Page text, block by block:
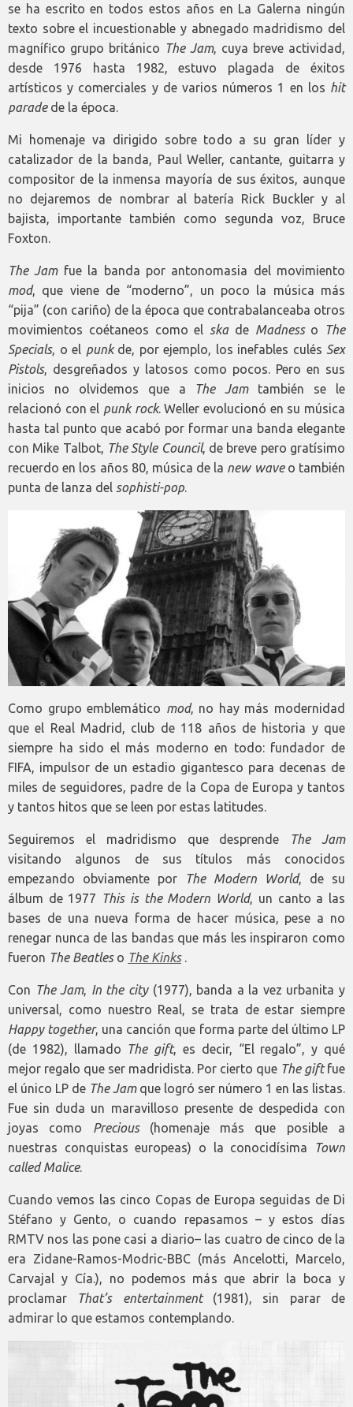
se ha escrito en todos estos años en La Galerna ningún
texto sobre el incuestionable y abnegado madridismo del
magnífico grupo británico The Jam, cuya breve actividad,
desde 1976 hasta 1982, estuvo plagada de éxitos
artísticos y comerciales y de varios números 1 en los hit
paradede la época.
Mi homenaje va dirigido sobre todo a su gran líder y
catalizador de la banda, Paul Weller, cantante, guitarra y
compositor de la inmensa mayoría de sus éxitos, aunque
no dejaremos de nombrar al batería Rick Buckler y al
bajista, importante también como segunda voz, Bruce
Foxton.
The Jamfue la banda por antonomasia del movimiento
mod, que viene de “moderno”, un poco la música más
“pija” (con cariño) de la época que contrabalanceaba otros
movimientos coétaneos como el ska de Madnesso
The
Specials, o el punkde, por ejemplo, los inefables culés Sex
Pistols, desgreñados y latosos como pocos. Pero en sus
inicios no olvidemos que a The Jamtambién se le
relacionó con el punk rock. Weller evolucionó en su música
hasta tal punto que acabó por formar una banda elegante
con Mike Talbot, The Style Council, de breve pero gratísimo
recuerdo en los años 80, música de la new waveo también
punta de lanza del sophisti-pop.
Como grupo emblemático mod, no hay más modernidad
que el Real Madrid, club de 118 años de historia y que
siempre ha sido el más moderno en todo: fundador de
FIFA, impulsor de un estadio gigantesco para decenas de
miles de seguidores, padre de la Copa de Europa y tantos
y tantos hitos que se leen por estas latitudes.
Seguiremos el madridismo que desprende
The Jam
visitando algunos de sus títulos más conocidos
empezando obviamente por
The Modern World, de su
álbum de 1977 This is the Modern World, un canto a las
bases de una nueva forma de hacer música, pese a no
renegar nunca de las bandas que más les inspiraron como
fueron The Beatleso The Kinks.
Con The Jam, In the city(1977), banda a la vez urbanita y
universal, como nuestro Real, se trata de estar siempre
Happy together, una canción que forma parte del último LP
(de 1982), llamado The gift, es decir, “El regalo”, y qué
mejor regalo que ser madridista. Por cierto que The giftfue
el único LP de The Jamque logró ser número 1 en las listas.
Fue sin duda un maravilloso presente de despedida con
joyas como Precious(homenaje más que posible a
nuestras conquistas europeas) o la conocidísima
Town
called Malice.
Cuando vemos las cinco Copas de Europa seguidas de Di
Stéfano y Gento, o cuando repasamos – y estos días
RMTV nos las pone casi a diario– las cuatro de cinco de la
era Zidane-Ramos-Modric-BBC (más Ancelotti, Marcelo,
Carvajal y Cía.), no podemos más que abrir la boca y
proclamar That’s entertainment(1981), sin parar de
admirar lo que estamos contemplando.